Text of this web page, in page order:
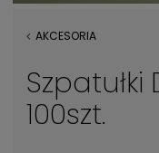
AKCESORIA
100szt.